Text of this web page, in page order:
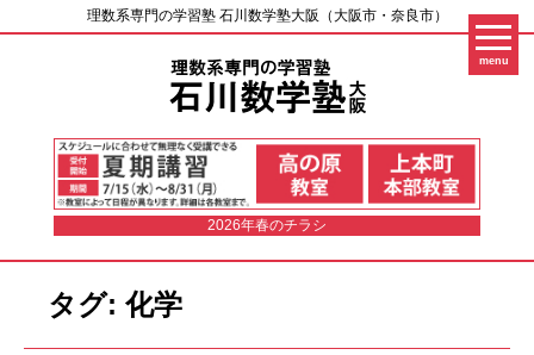
menu
理数系専門の学習塾 石川数学塾大阪（大阪市・奈良市）
2026年春のチラシ
タグ: 化学